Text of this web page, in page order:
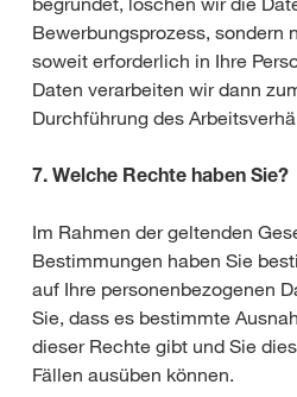
Bewerbungsprozess, sondern
soweit erforderlich in Ihre
Daten verarbeiten wir dann
Durchführung des
7. Welche Rechte haben Sie?
Im Rahmen der geltenden
Bestimmungen haben Sie
auf Ihre personenbezogenen
Sie, dass es bestimmte
dieser Rechte gibt und Sie
Fällen ausüben können.